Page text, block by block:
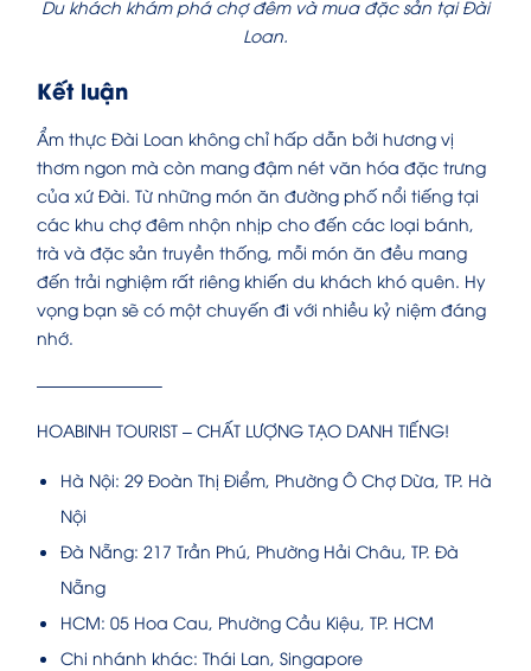
Du khách khám phá chợ đêm và mua đặc sản tại Đài
Loan.
Kết luận
Ẩm thực Đài Loan không chỉ hấp dẫn bởi hương vị
thơm ngon mà còn mang đậm nét văn hóa đặc trưng
của xứ Đài. Từ những món ăn đường phố nổi tiếng tại
các khu chợ đêm nhộn nhịp cho đến các loại bánh,
trà và đặc sản truyền thống, mỗi món ăn đều mang
đến trải nghiệm rất riêng khiến du khách khó quên. Hy
vọng bạn sẽ có một chuyến đi với nhiều kỷ niệm đáng
nhớ.
———————–
HOABINH TOURIST – CHẤT LƯỢNG TẠO DANH TIẾNG!
Hà Nội: 29 Đoàn Thị Điểm, Phường Ô Chợ Dừa, TP. Hà
Nội
Đà Nẵng: 217 Trần Phú, Phường Hải Châu, TP. Đà
Nẵng
HCM: 05 Hoa Cau, Phường Cầu Kiệu, TP. HCM
Chi nhánh khác: Thái Lan, Singapore